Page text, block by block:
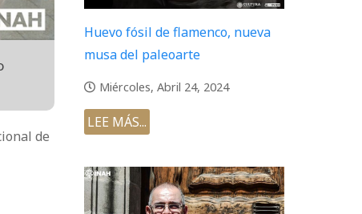
de
Huevo fósil de flamenco, nueva
musa del paleoarte
Miércoles, Abril 24, 2024
LEE MÁS...